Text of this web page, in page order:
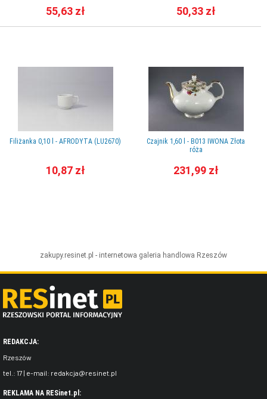
55,63 zł
Filiżanka 0,10 l - AFRODYTA (LU2670)
10,87 zł
50,33 zł
Czajnik 1,60 l - B013 IWONA Złota
róża
231,99 zł
zakupy.resinet.pl - internetowa galeria handlowa Rzeszów
REDAKCJA:
Rzeszów
tel.: 17 | e-mail: redakcja@resinet.pl
REKLAMA NA RESinet.pl: